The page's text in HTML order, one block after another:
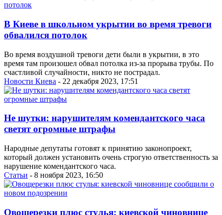
В Киеве в школьном укрытии во время тревоги
обвалился потолок
Во время воздушной тревоги дети были в укрытии, в это
время там произошел обвал потолка из-за прорыва трубы. По
счастливой случайности, никто не пострадал.
Новости Киева - 22 декабря 2023, 17:51
Не шутки: нарушителям комендантского часа
светят огромные штрафы
Народные депутаты готовят к принятию законопроект,
который должен установить очень строгую ответственность за
нарушение комендантского часа.
Статьи - 8 ноября 2023, 16:50
Овощерезки плюс стулья: киевской чиновнице